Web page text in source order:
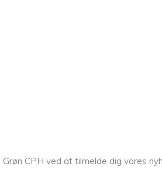
CPH ved at tilmelde dig vores